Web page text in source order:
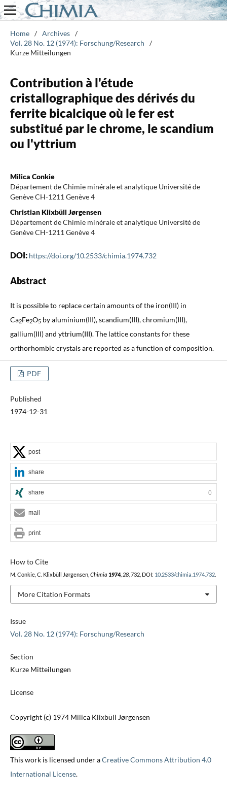
Home / Archives /
Vol. 28 No. 12 (1974): Forschung/Research
/
Kurze Mitteilungen
Contribution à l'étude
cristallographique des dérivés du
ferrite bicalcique où le fer est
substitué par le chrome, le scandium
ou l'yttrium
Milica Conkie
Département de Chimie minérale et analytique Université de
Genève CH-1211 Genève 4
Christian Klixbüll Jørgensen
Département de Chimie minérale et analytique Université de
Genève CH-1211 Genève 4
DOI: https://doi.org/10.2533/chimia.1974.732
Abstract
It is possible to replace certain amounts of the iron(III) in
Ca2Fe2O5by aluminium(III), scandium(III), chromium(III),
gallium(III) and yttrium(III). The lattice constants for these
orthorhombic crystals are reported as a function of composition.
PDF
Published
1974-12-31
Issue
Vol. 28 No. 12 (1974): Forschung/Research
Section
Kurze Mitteilungen
License
Copyright (c) 1974 Milica Klixbüll Jørgensen
This work is licensed under aCreative Commons Attribution 4.0
International License.
How to Cite
M. Conkie, C. Klixbüll Jørgensen, Chimia 1974, 28, 732, DOI: 10.2533/chimia.1974.732.
More Citation Formats
post
share
share 0
mail
print